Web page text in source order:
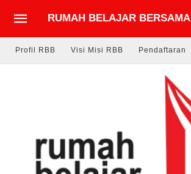
RUMAH BELAJAR BERSAMA
Profil RBB Visi Misi RBB Pendaftaran